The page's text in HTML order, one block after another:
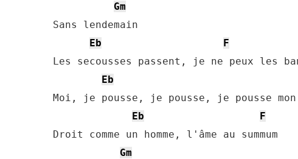
Gm
Sans lendemain
Eb
F
Les secousses passent, je ne peux les
Eb
Moi, je pousse, je pousse, je pousse
Eb
F
Droit comme un homme, l'âme au summum
Gm